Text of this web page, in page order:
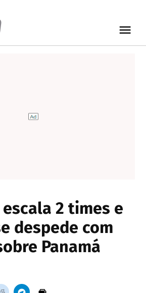
2 times e
despede com
Panamá